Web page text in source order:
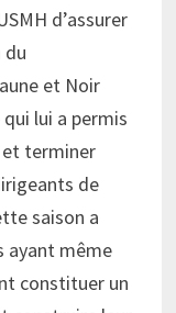
d’assurer
du
et Noir
lui a permis
et terminer
de
saison a
ayant même
constituer un